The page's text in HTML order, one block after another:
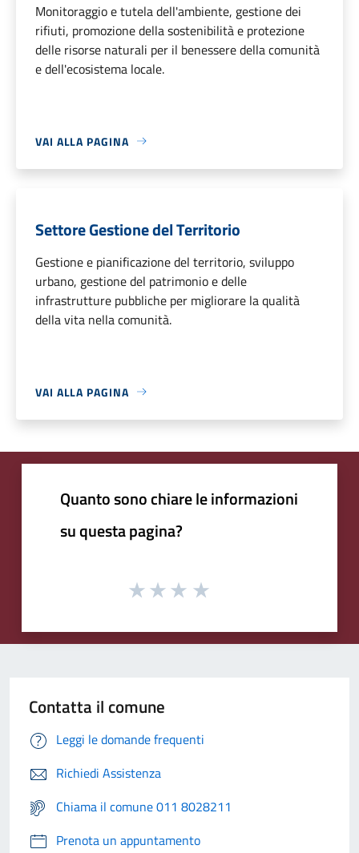
Monitoraggio e tutela dell'ambiente, gestione dei
rifiuti, promozione della sostenibilità e protezione
delle risorse naturali per il benessere della comunità
e dell'ecosistema locale.
VAI ALLA PAGINA
Settore Gestione del Territorio
Gestione e pianificazione del territorio, sviluppo
urbano, gestione del patrimonio e delle
infrastrutture pubbliche per migliorare la qualità
della vita nella comunità.
VAI ALLA PAGINA
Quanto sono chiare le informazioni
su questa pagina?
Contatta il comune
Leggi le domande frequenti
Richiedi Assistenza
Chiama il comune 011 8028211
Prenota un appuntamento